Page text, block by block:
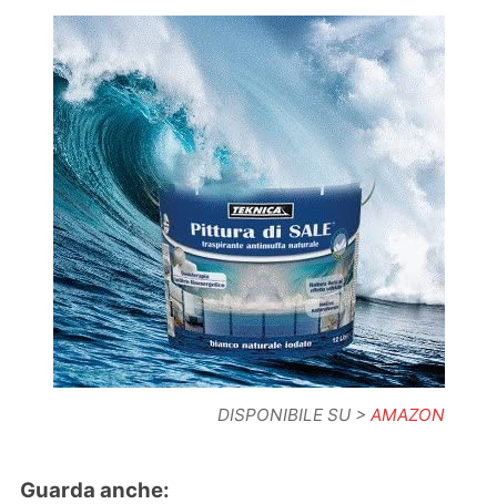
DISPONIBILE SU > AMAZON
Guarda anche: